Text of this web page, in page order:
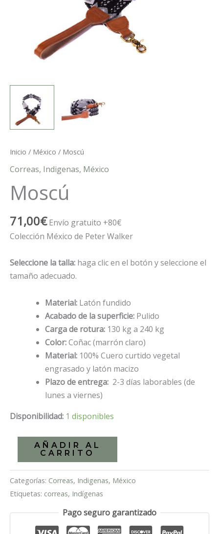
Inicio / México / Moscú
Correas, Indigenas, México
Moscú
71,00€ Envío gratuito +80€
Colección México de Peter Walker
Seleccione la talla: haga clic en el botón y seleccione el
tamaño adecuado.
Material: Latón fundido
Acabado de la superficie: Pulido
Carga de rotura: 130 kg a 240 kg
Color:Coñac (marrón claro)
Material: 100% Cuero curtido vegetal
engrasado y latón macizo
Plazo de entrega: 2-3 días laborables (de
lunes a viernes)
Disponibilidad: 1 disponibles
AÑADIR AL
CARRITO
Categorías: Correas, Indigenas, México
Etiquetas: correas, Indígenas
Pago seguro garantizado